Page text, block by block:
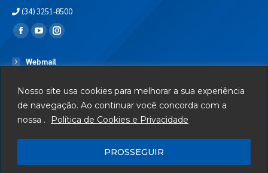
Nosso site usa cookies para melhorar a sua experiência
de navegação. Ao continuar você concorda com a
nossa .
Política de Cookies e Privacidade
PROSSEGUIR
(34) 3251-8500
Encontre-nos em:
Webmail
Serviços
Telefones Úteis